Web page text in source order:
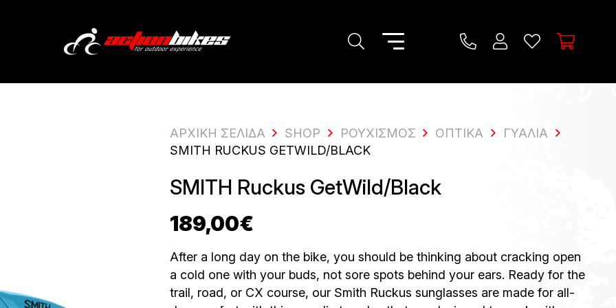
ΑΡΧΙΚΗ ΣΕΛΙΔΑ SHOP ΡΟΥΧΙΣΜΌΣ ΟΠΤΙΚΆ
ΓΥΑΛΙΆ
SMITH RUCKUS GETWILD/BLACK
SMITH Ruckus GetWild/Black
189,00€
After a long day on the bike, you should be thinking about cracking open
a cold one with your buds, not sore spots behind your ears. Ready for the
trail, road, or CX course, our Smith Ruckus sunglasses are made for all-